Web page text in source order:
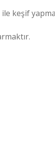
keşif